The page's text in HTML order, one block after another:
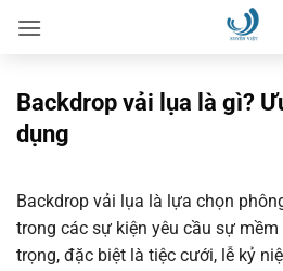
qua
dungBackdrop vải lụa là gì?
dụng
Backdrop vải lụa là lựa chọn
trong các sự kiện yêu cầu sự
trọng, đặc biệt là tiệc cưới, lễ kỷ